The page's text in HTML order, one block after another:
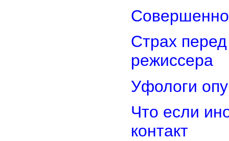
Страх
режиссера
Уфологи
Что если
контакт